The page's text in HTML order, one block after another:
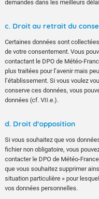
demandes dans les meilleurs
c. Droit au retrait du
Certaines données sont
de votre consentement. Vous
contactant le DPO de Météo-
plus traitées pour l’avenir mais
l’établissement. Si vous voulez
conserve ces données, vous
données (cf. VII.e.).
d. Droit d’opposition
Si vous souhaitez que vos
fichier non obligatoire, vous
contacter le DPO de Météo-
que vous souhaitez supprimer
situation particulière » pour
vos données personnelles.